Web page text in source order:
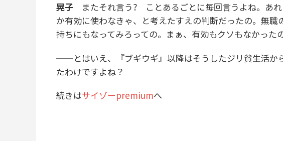
晃子 またそれ言う? ことあるごとに毎回言うよね。あ
か有効に使わなきゃ、と考えたすえの判断だったの。無
持ちにもなってみろっての。まぁ、有効もクソもなかっ
──とはいえ、『ブギウギ』以降はそうしたジリ貧生活か
たわけですよね？
続きはサイゾーpremiumへ